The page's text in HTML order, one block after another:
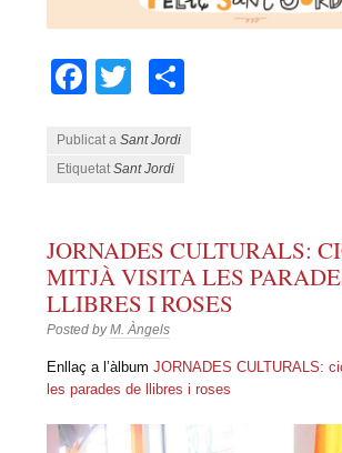
Facebook
Twitter
Publicat aSant Jordi
EtiquetatSant Jordi
JORNADES CULTURALS:
MITJÀ VISITA LES
LLIBRES I ROSES
Posted byM. Àngels
Enllaç a l’àlbumJORNADES CULTURALS:
les parades de llibres i roses